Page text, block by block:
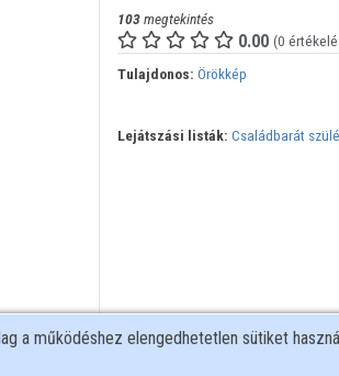
103megtekintés
0.00 (0
Tulajdonos: Örökkép
Lejátszási listák: Családbarát
a működéshez elengedhetetlen sütiket